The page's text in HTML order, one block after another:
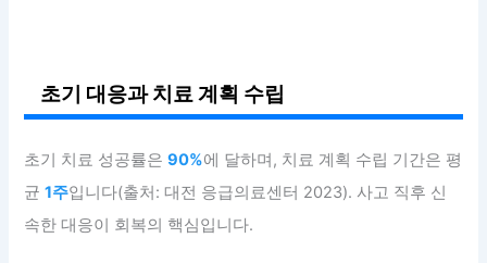
초기 대응과 치료 계획 수립
초기 치료 성공률은90%에 달하며, 치료 계획 수립 기간은 평
균1주입니다(출처: 대전 응급의료센터 2023). 사고 직후 신
속한 대응이 회복의 핵심입니다.